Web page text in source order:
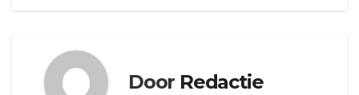
Door Redactie